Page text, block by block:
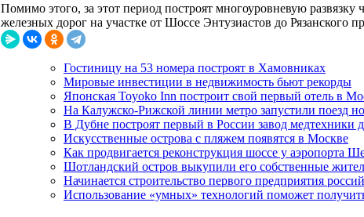
Помимо этого, за этот период построят многоуровневую развязку
железных дорог на участке от Шоссе Энтузиастов до Рязанского
Гостиницу на 53 номера построят в Хамовниках
Мировые инвестиции в недвижимость бьют рекорды
Японская Toyoko Inn построит свой первый отель в
На Калужско-Рижской линии метро запустили поезд
В Дубне построят первый в России завод медтехники
Искусственные острова с пляжем появятся в Москве
Как продвигается реконструкция шоссе у аэропорта
Шотландский остров выкупили его собственные
Начинается строительство первого предприятия
Использование «умных» технологий поможет